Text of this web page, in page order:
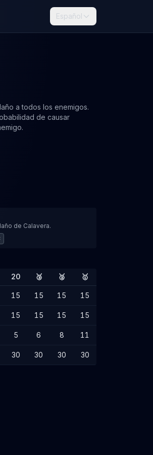
Español
a todos los enemigos.
de causar
de Calavera.
20 🥉 🥈 🥇
15 15 15 15
15 15 15 15
5 6 8 11
30 30 30 30